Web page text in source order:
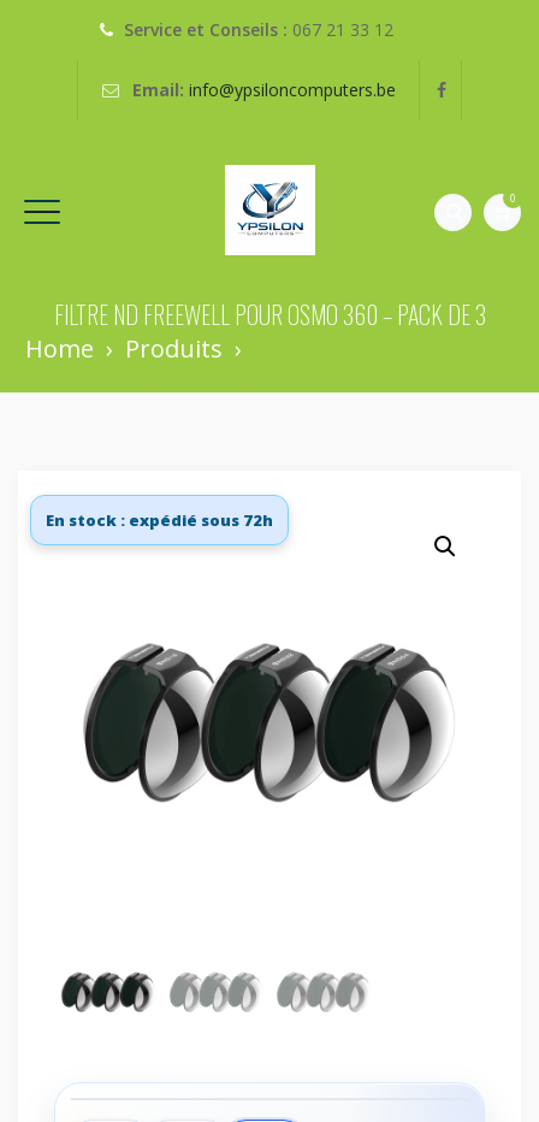
Service et Conseils : 067 21 33 12
Email: info@ypsiloncomputers.be
0
FILTRE ND FREEWELL POUR OSMO 360 – PACK DE 3
Home › Produits ›
En stock : expédié sous 72h
‹ ›